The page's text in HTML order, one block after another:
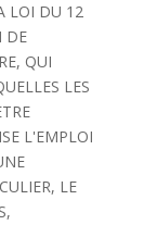
LOI DU 12
DE
QUI
LES
L'EMPLOI
LE